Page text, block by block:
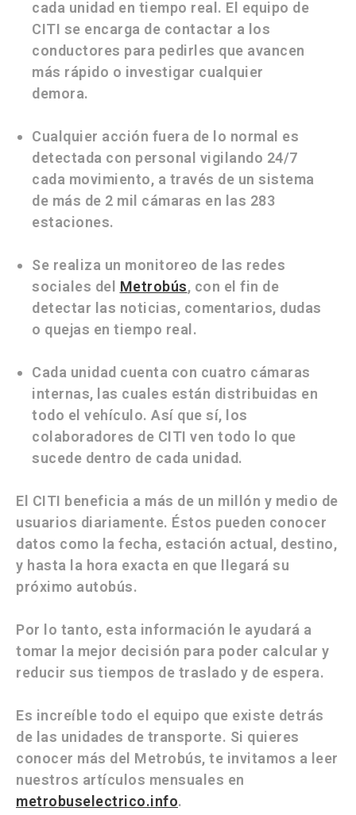
cada unidad en tiempo real. El equipo de
CITI se encarga de contactar a los
conductores para pedirles que avancen
más rápido o investigar cualquier
demora.
Cualquier acción fuera de lo normal es
detectada con personal vigilando 24/7
cada movimiento, a través de un sistema
de más de 2 mil cámaras en las 283
estaciones.
Se realiza un monitoreo de las redes
sociales del Metrobús, con el fin de
detectar las noticias, comentarios, dudas
o quejas en tiempo real.
Cada unidad cuenta con cuatro cámaras
internas, las cuales están distribuidas en
todo el vehículo. Así que sí, los
colaboradores de CITI ven todo lo que
sucede dentro de cada unidad.
El CITI beneficia a más de un millón y medio de
usuarios diariamente. Éstos pueden conocer
datos como la fecha, estación actual, destino,
y hasta la hora exacta en que llegará su
próximo autobús.
Por lo tanto, esta información le ayudará a
tomar la mejor decisión para poder calcular y
reducir sus tiempos de traslado y de espera.
Es increíble todo el equipo que existe detrás
de las unidades de transporte. Si quieres
conocer más del Metrobús, te invitamos a leer
nuestros artículos mensuales en
metrobuselectrico.info.